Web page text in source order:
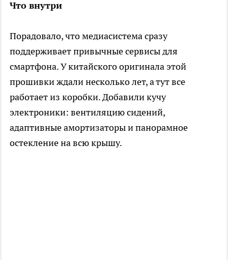
Что внутри
Порадовало, что медиасистема сразу
поддерживает привычные сервисы для
смартфона. У китайского оригинала этой
прошивки ждали несколько лет, а тут все
работает из коробки. Добавили кучу
электроники: вентиляцию сидений,
адаптивные амортизаторы и панорамное
остекление на всю крышу.